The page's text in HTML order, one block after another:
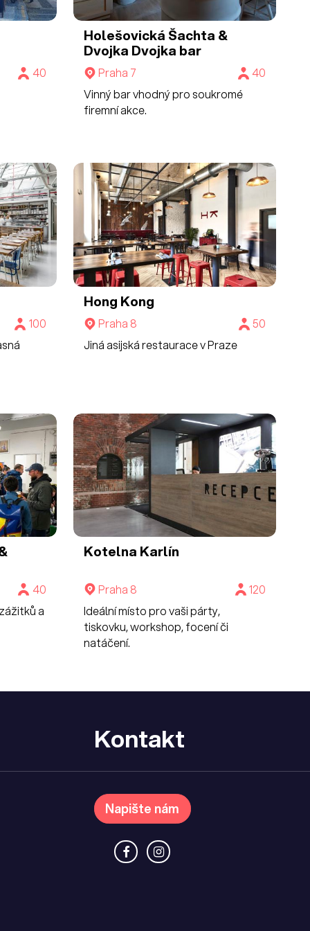
40
Holešovická Šachta &
Dvojka Dvojka bar
Praha 7
40
Vinný bar vhodný pro soukromé
firemní akce.
100
Hong Kong
Praha 8
50
Jiná asijská restaurace v Praze
40
a
Kotelna Karlín
Praha 8
120
Ideální místo pro vaši párty,
tiskovku, workshop, focení či
natáčení.
Kontakt
Napište nám